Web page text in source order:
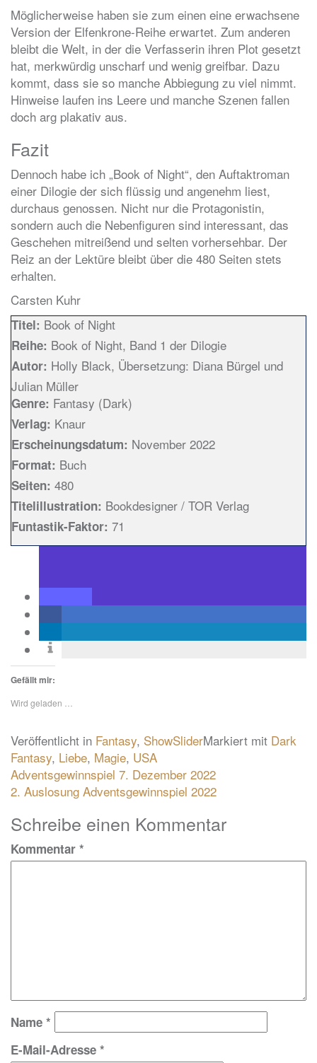
Möglicherweise haben sie zum einen eine erwachsene
Version der Elfenkrone-Reihe erwartet. Zum anderen
bleibt die Welt, in der die Verfasserin ihren Plot gesetzt
hat, merkwürdig unscharf und wenig greifbar. Dazu
kommt, dass sie so manche Abbiegung zu viel nimmt.
Hinweise laufen ins Leere und manche Szenen fallen
doch arg plakativ aus.
Fazit
Dennoch habe ich „Book of Night“, den Auftaktroman
einer Dilogie der sich flüssig und angenehm liest,
durchaus genossen. Nicht nur die Protagonistin,
sondern auch die Nebenfiguren sind interessant, das
Geschehen mitreißend und selten vorhersehbar. Der
Reiz an der Lektüre bleibt über die 480 Seiten stets
erhalten.
Carsten Kuhr
Titel: Book of Night
Reihe: Book of Night, Band 1 der Dilogie
Autor: Holly Black, Übersetzung: Diana Bürgel und
Julian Müller
Genre: Fantasy (Dark)
Verlag: Knaur
Erscheinungsdatum: November 2022
Format: Buch
Seiten: 480
Titelillustration: Bookdesigner / TOR Verlag
Funtastik-Faktor: 71
Gefällt mir:
Wird geladen …
Veröffentlicht in Fantasy, ShowSliderMarkiert mit Dark
Fantasy, Liebe, Magie, USA
Beitragsnavigation
Adventsgewinnspiel 7. Dezember 2022
2. Auslosung Adventsgewinnspiel 2022
Schreibe einen Kommentar
Kommentar *
Name *
E-Mail-Adresse *